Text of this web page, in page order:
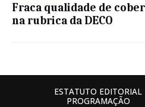
Fraca qualidade de
na rubrica da DECO
ESTATUTO EDITORIAL
PROGRAMAÇÃO